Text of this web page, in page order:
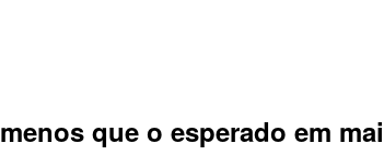
que o esperado em